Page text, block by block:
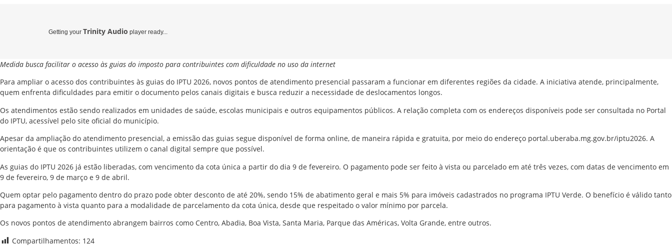
Getting your Trinity Audio player ready...
Medida busca facilitar o acesso às guias do imposto para contribuintes com dificuldade no uso da internet
Para ampliar o acesso dos contribuintes às guias do IPTU 2026, novos pontos de atendimento presencial passaram a funcionar em diferentes regiões da cidade. A iniciativa atende, principalmente,
quem enfrenta dificuldades para emitir o documento pelos canais digitais e busca reduzir a necessidade de deslocamentos longos.
Os atendimentos estão sendo realizados em unidades de saúde, escolas municipais e outros equipamentos públicos. A relação completa com os endereços disponíveis pode ser consultada no Portal
do IPTU, acessível pelo site oficial do município.
Apesar da ampliação do atendimento presencial, a emissão das guias segue disponível de forma online, de maneira rápida e gratuita, por meio do endereço portal.uberaba.mg.gov.br/iptu2026. A
orientação é que os contribuintes utilizem o canal digital sempre que possível.
As guias do IPTU 2026 já estão liberadas, com vencimento da cota única a partir do dia 9 de fevereiro. O pagamento pode ser feito à vista ou parcelado em até três vezes, com datas de vencimento em
9 de fevereiro, 9 de março e 9 de abril.
Quem optar pelo pagamento dentro do prazo pode obter desconto de até 20%, sendo 15% de abatimento geral e mais 5% para imóveis cadastrados no programa IPTU Verde. O benefício é válido tanto
para pagamento à vista quanto para a modalidade de parcelamento da cota única, desde que respeitado o valor mínimo por parcela.
Os novos pontos de atendimento abrangem bairros como Centro, Abadia, Boa Vista, Santa Maria, Parque das Américas, Volta Grande, entre outros.
Compartilhamentos: 124